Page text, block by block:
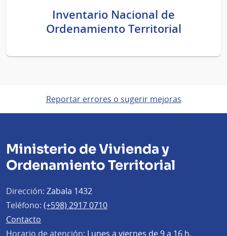
Inventario Nacional de
Ordenamiento Territorial
Reportar errores o sugerir mejoras
Ministerio de Vivienda y
Ordenamiento Territorial
Dirección: Zabala 1432
Teléfono: (+598) 2917 0710
Contacto
Horario de atención: Lunes a viernes de 9 a 16 h.